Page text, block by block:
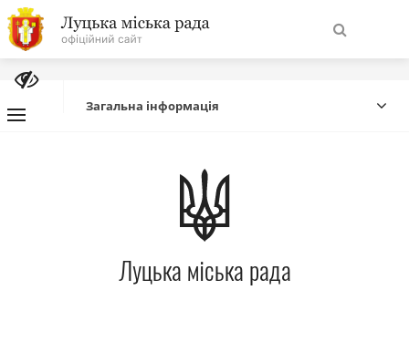
На
головну
Про місто
Міська влада
Міська рада
Загальна інформація
Луцька міська рада